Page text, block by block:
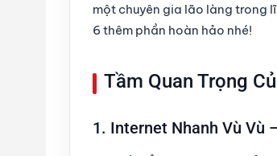
một chuyên gia lão làng trong
6 thêm phần hoàn hảo nhé!
Tầm Quan Trọng
1. Internet Nhanh Vù Vù